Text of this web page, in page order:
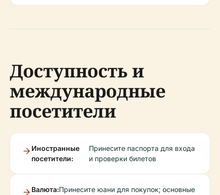
Доступность и
международные
посетители
Иностранные
посетители:
Принесите паспорта для входа
и проверки билетов
Валюта:Принесите юани для покупок; основные